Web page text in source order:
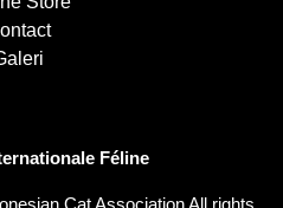
Féline
Cat Association All rights